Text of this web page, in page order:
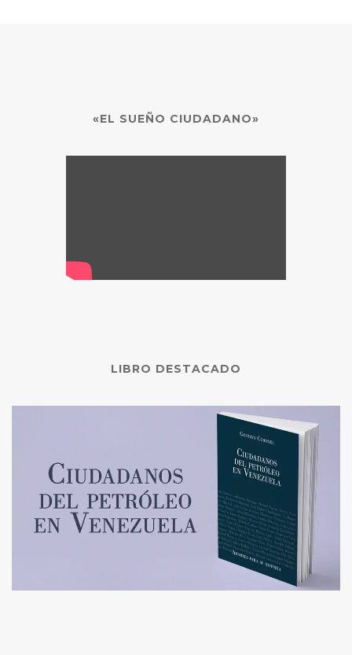
«EL SUEÑO CIUDADANO»
LIBRO DESTACADO